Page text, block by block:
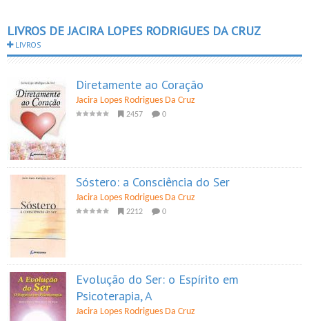
LIVROS DE JACIRA LOPES RODRIGUES DA CRUZ
LIVROS
Diretamente ao Coração
Jacira Lopes Rodrigues Da Cruz
2457 0
Sóstero: a Consciência do Ser
Jacira Lopes Rodrigues Da Cruz
2212 0
Evolução do Ser: o Espírito em
Psicoterapia, A
Jacira Lopes Rodrigues Da Cruz